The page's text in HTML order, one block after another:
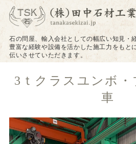
石の問屋、輸入会社としての幅広い知見・
豊富な経験や設備を活かした施工力をもと
伝いさせていただきます。
施工実績
戒名（法名）の追加彫り
3ｔクラスユンボ・
車